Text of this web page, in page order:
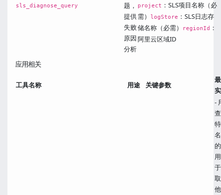
sls_diagnose_query
题，
提供
失败
原因
分析
project ：SLS项目名称（必
需） logStore ：SLS日志存
储名称（必需）
regionId ：
阿里云区域ID
应用相关
工具名称 用途 关键参数
-
他